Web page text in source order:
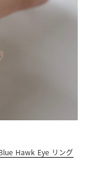
Hawk Eye リング